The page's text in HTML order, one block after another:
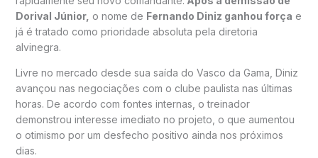
Dorival Júnior, o nome de Fernando Diniz ganhou força e
já é tratado como prioridade absoluta pela diretoria
alvinegra.
Livre no mercado desde sua saída do Vasco da Gama , Diniz
avançou nas negociações com o clube paulista nas últimas
horas. De acordo com fontes internas, o treinador
demonstrou interesse imediato no projeto, o que aumentou
o otimismo por um desfecho positivo ainda nos próximos
dias.